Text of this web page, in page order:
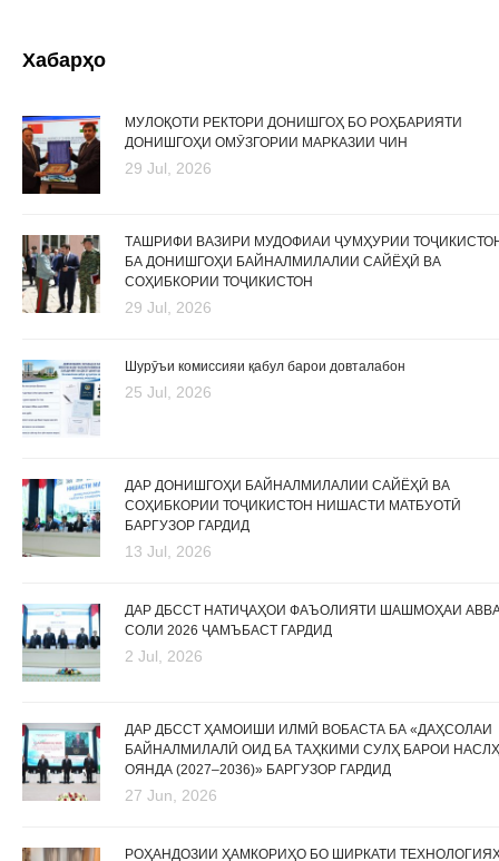
Хабарҳо
МУЛОҚОТИ РЕКТОРИ ДОНИШГОҲ БО РОҲБАРИЯТИ
ДОНИШГОҲИ ОМӮЗГОРИИ МАРКАЗИИ ЧИН
29 Jul, 2026
ТАШРИФИ ВАЗИРИ МУДОФИАИ ҶУМҲУРИИ
БА ДОНИШГОҲИ БАЙНАЛМИЛАЛИИ САЙЁҲӢ ВА
СОҲИБКОРИИ ТОҶИКИСТОН
29 Jul, 2026
Шурӯъи комиссияи қабул барои довталабон
25 Jul, 2026
ДАР ДОНИШГОҲИ БАЙНАЛМИЛАЛИИ САЙЁҲӢ ВА
СОҲИБКОРИИ ТОҶИКИСТОН НИШАСТИ МАТБУОТӢ
БАРГУЗОР ГАРДИД
13 Jul, 2026
ДАР ДБССТ НАТИҶАҲОИ ФАЪОЛИЯТИ ШАШМОҲАИ
СОЛИ 2026 ҶАМЪБАСТ ГАРДИД
2 Jul, 2026
ДАР ДБССТ ҲАМОИШИ ИЛМӢ ВОБАСТА БА «ДАҲСОЛАИ
БАЙНАЛМИЛАЛӢ ОИД БА ТАҲКИМИ СУЛҲ БАРОИ
ОЯНДА (2027–2036)» БАРГУЗОР ГАРДИД
27 Jun, 2026
РОҲАНДОЗИИ ҲАМКОРИҲО БО ШИРКАТИ